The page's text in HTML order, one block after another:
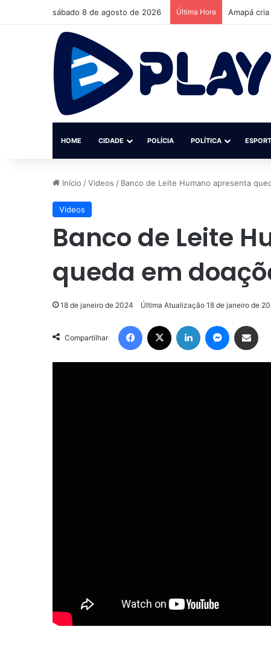
sábado 8 de agosto de 2026 Última Hora Amapá
HOME CIDADE POLÍCIA POLÍTICA
Início /Videos / Banco de Leite Humano apresenta
Videos
Banco de Leite
queda em
18 de janeiro de 2024 Última Atualização 18 de janeiro de
Compartilhar